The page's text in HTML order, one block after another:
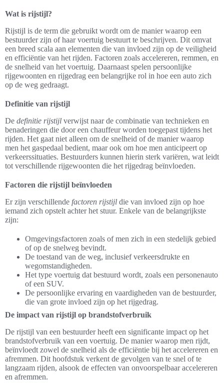
Wat is rijstijl?
Rijstijl is de term die gebruikt wordt om de manier waarop een
bestuurder zijn of haar voertuig bestuurt te beschrijven. Dit omvat
een breed scala aan elementen die van invloed zijn op de veiligheid
en efficiëntie van het rijden. Factoren zoals accelereren, remmen, en
de snelheid van het voertuig. Daarnaast spelen persoonlijke
rijgewoonten en rijgedrag een belangrijke rol in hoe een auto zich
op de weg gedraagt.
Definitie van rijstijl
De definitie rijstijl verwijst naar de combinatie van technieken en
benaderingen die door een chauffeur worden toegepast tijdens het
rijden. Het gaat niet alleen om de snelheid of de manier waarop
men het gaspedaal bedient, maar ook om hoe men anticipeert op
verkeerssituaties. Bestuurders kunnen hierin sterk variëren, wat leidt
tot verschillende rijgewoonten die het rijgedrag beïnvloeden.
Factoren die rijstijl beïnvloeden
Er zijn verschillende factoren rijstijl die van invloed zijn op hoe
iemand zich opstelt achter het stuur. Enkele van de belangrijkste
zijn:
Omgevingsfactoren zoals of men zich in een stedelijk gebied
of op de snelweg bevindt.
De toestand van de weg, inclusief verkeersdrukte en
wegomstandigheden.
Het type voertuig dat bestuurd wordt, zoals een personenauto
of een SUV.
De persoonlijke ervaring en vaardigheden van de bestuurder,
die van grote invloed zijn op het rijgedrag.
De impact van rijstijl op brandstofverbruik
De rijstijl van een bestuurder heeft een significante impact op het
brandstofverbruik van een voertuig. De manier waarop men rijdt,
beïnvloedt zowel de snelheid als de efficiëntie bij het accelereren en
afremmen. Dit hoofdstuk verkent de gevolgen van te snel of te
langzaam rijden, alsook de effecten van onvoorspelbaar accelereren
en afremmen.